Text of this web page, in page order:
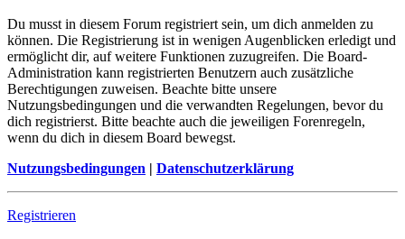
Du musst in diesem Forum registriert sein, um dich anmelden zu
können. Die Registrierung ist in wenigen Augenblicken erledigt und
ermöglicht dir, auf weitere Funktionen zuzugreifen. Die Board-
Administration kann registrierten Benutzern auch zusätzliche
Berechtigungen zuweisen. Beachte bitte unsere
Nutzungsbedingungen und die verwandten Regelungen, bevor du
dich registrierst. Bitte beachte auch die jeweiligen Forenregeln,
wenn du dich in diesem Board bewegst.
Nutzungsbedingungen | Datenschutzerklärung
Registrieren